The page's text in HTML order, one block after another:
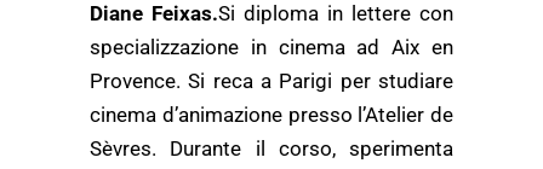
Diane Feixas.Si diploma in lettere con
specializzazione in cinema ad Aix en
Provence. Si reca a Parigi per studiare
cinema d’animazione presso l’Atelier de
Sèvres. Durante il corso, sperimenta